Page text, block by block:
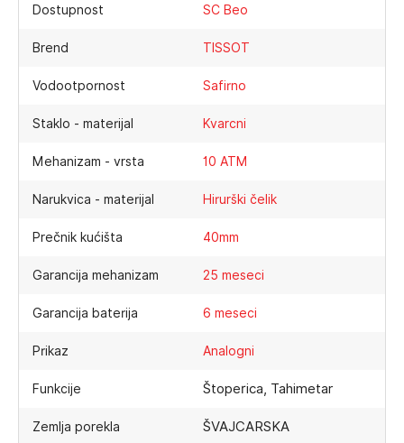
Dostupnost SC Beo
Brend TISSOT
Vodootpornost Safirno
Staklo - materijal Kvarcni
Mehanizam - vrsta 10 ATM
Narukvica - materijal Hirurški čelik
Prečnik kućišta 40mm
Garancija mehanizam 25 meseci
Garancija baterija 6 meseci
Prikaz Analogni
Funkcije Štoperica, Tahimetar
Zemlja porekla ŠVAJCARSKA